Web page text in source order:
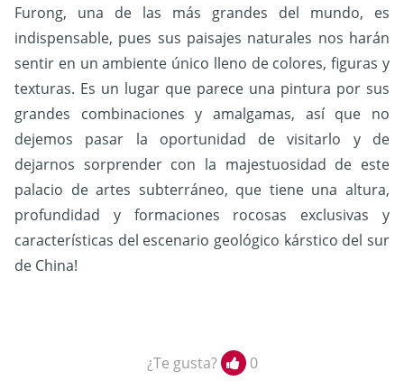
Furong, una de las más grandes del mundo, es
indispensable, pues sus paisajes naturales nos harán
sentir en un ambiente único lleno de colores, figuras y
texturas. Es un lugar que parece una pintura por sus
grandes combinaciones y amalgamas, así que no
dejemos pasar la oportunidad de visitarlo y de
dejarnos sorprender con la majestuosidad de este
palacio de artes subterráneo, que tiene una altura,
profundidad y formaciones rocosas exclusivas y
características del escenario geológico kárstico del sur
de China!
¿Te gusta? 0